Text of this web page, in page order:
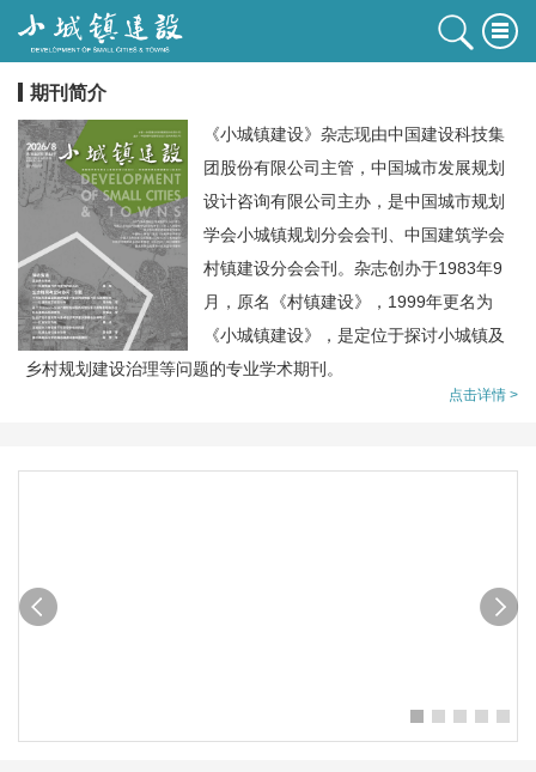
期刊简介
《小城镇建设》杂志现由中国建设科技集
团股份有限公司主管，中国城市发展规划
设计咨询有限公司主办，是中国城市规划
学会小城镇规划分会会刊、中国建筑学会
村镇建设分会会刊。杂志创办于1983年9
月，原名《村镇建设》，1999年更名为
《小城镇建设》，是定位于探讨小城镇及
乡村规划建设治理等问题的专业学术期刊。
点击详情 >